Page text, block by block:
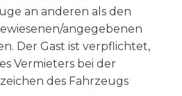
an anderen als den
angegebenen
Der Gast ist verpflichtet,
Vermieters bei der
des Fahrzeugs